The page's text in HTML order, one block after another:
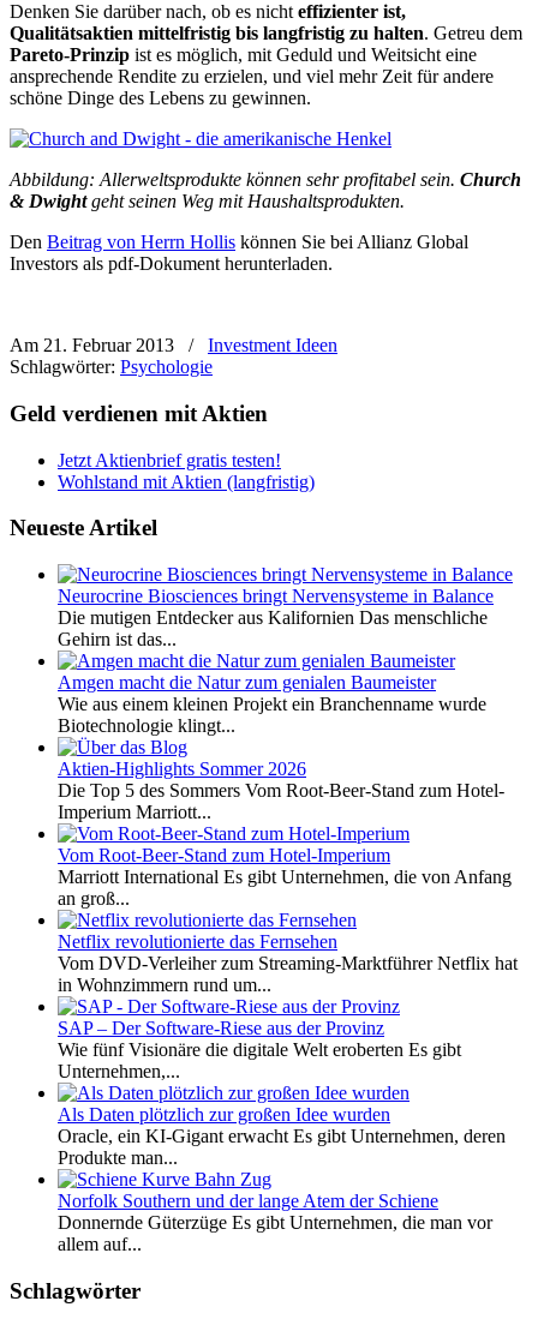
Denken Sie darüber nach, ob es nicht effizienter ist,
Qualitätsaktien mittelfristig bis langfristig zu halten. Getreu dem
Pareto-Prinzip ist es möglich, mit Geduld und Weitsicht eine
ansprechende Rendite zu erzielen, und viel mehr Zeit für andere
schöne Dinge des Lebens zu gewinnen.
Abbildung: Allerweltsprodukte können sehr profitabel sein. Church
& Dwightgeht seinen Weg mit Haushaltsprodukten.
Den Beitrag von Herrn Hollis können Sie bei Allianz Global
Investors als pdf-Dokument herunterladen.
Am 21. Februar 2013 /
Investment Ideen
Schlagwörter: Psychologie
Geld verdienen mit Aktien
Jetzt Aktienbrief gratis testen!
Wohlstand mit Aktien (langfristig)
Neueste Artikel
Neurocrine Biosciences bringt Nervensysteme in Balance
Die mutigen Entdecker aus Kalifornien Das menschliche
Gehirn ist das...
Amgen macht die Natur zum genialen Baumeister
Wie aus einem kleinen Projekt ein Branchenname wurde
Biotechnologie klingt...
Aktien-Highlights Sommer 2026
Die Top 5 des Sommers Vom Root-Beer-Stand zum Hotel-
Imperium Marriott...
Vom Root-Beer-Stand zum Hotel-Imperium
Marriott International Es gibt Unternehmen, die von Anfang
an groß...
Netflix revolutionierte das Fernsehen
Vom DVD-Verleiher zum Streaming-Marktführer Netflix hat
in Wohnzimmern rund um...
SAP – Der Software-Riese aus der Provinz
Wie fünf Visionäre die digitale Welt eroberten Es gibt
Unternehmen,...
Als Daten plötzlich zur großen Idee wurden
Oracle, ein KI-Gigant erwacht Es gibt Unternehmen, deren
Produkte man...
Norfolk Southern und der lange Atem der Schiene
Donnernde Güterzüge Es gibt Unternehmen, die man vor
allem auf...
Schlagwörter